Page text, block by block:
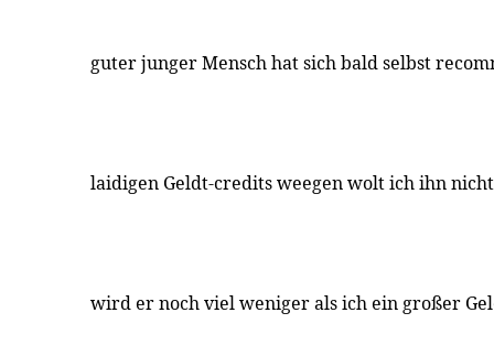
guter junger Mensch hat sich bald selbst
laidigen Geldt-credits weegen wolt ich ihn
wird er noch viel weniger als ich ein großer